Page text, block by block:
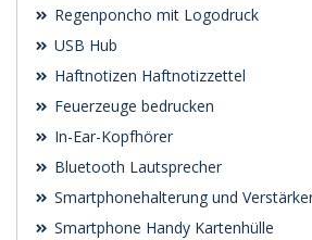
Regenponcho mit Logodruck
USB Hub
Haftnotizen Haftnotizzettel
Feuerzeuge bedrucken
In-Ear-Kopfhörer
Bluetooth Lautsprecher
Smartphonehalterung und
Smartphone Handy Kartenhülle